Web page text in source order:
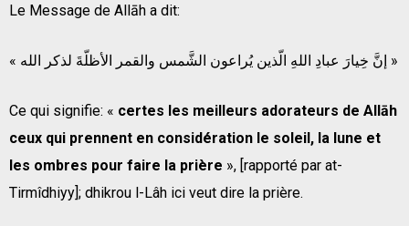
Le Message de Allāh a dit:
« إنَّ خِيارَ عبادِ اللهِ الّذين يُراعون الشَّمس والقمر الأظلّةَ لذكر الله »
Ce qui signifie: « certes les meilleurs adorateurs de Allāh
ceux qui prennent en considération le soleil, la lune et
les ombres pour faire la prière », [rapporté par at-
Tirmîdhiyy]; dhikrou l-Lâh ici veut dire la prière.